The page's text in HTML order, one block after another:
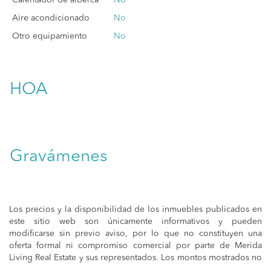
Aire acondicionado No
Otro equipamiento No
HOA
Gravámenes
Los precios y la disponibilidad de los inmuebles publicados en
este sitio web son únicamente informativos y pueden
modificarse sin previo aviso, por lo que no constituyen una
oferta formal ni compromiso comercial por parte de Merida
Living Real Estate y sus representados. Los montos mostrados no